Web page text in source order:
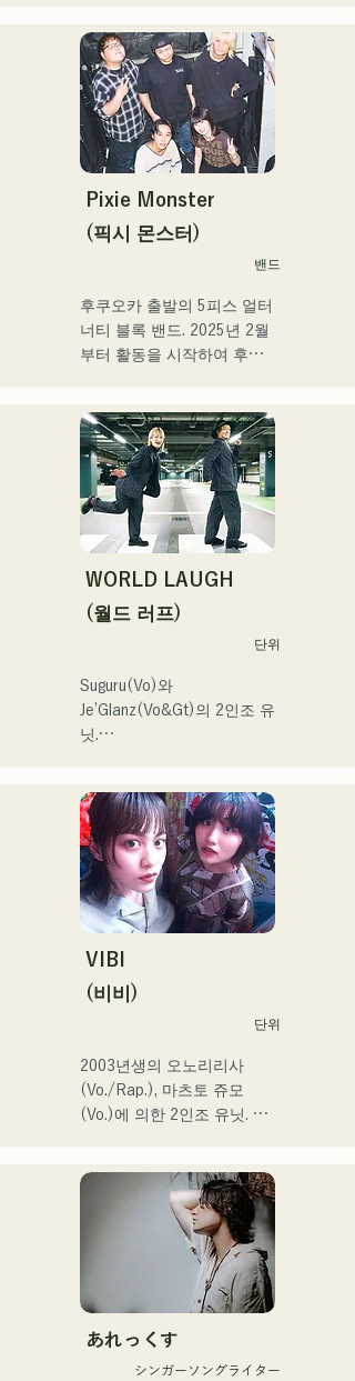
좋은 가성과 탁월한 가창력
을 겸비한 차세대를 담당하
는 싱어송 라이터.
CHiKa의 투명감 있는 목소
리, 등신대의 가사를 어딘가
그리운 멜로디에 올린 곡은
폭넓은 세대의 지지를 얻고
있다. 그 악곡을 지원하도록
멤버의 개성이 살려 그 소리
도 부드럽게 따뜻하다.
하우스와 야외 이벤트 등에
출연 중. 또 SNS에서의 동영
하고 있다.
Pixie Monster
(픽시 몬스터)
밴드
후쿠오카 출발의 5피스 얼터
너티 블록 밴드. 2025년 2월
부터 활동을 시작하여 후쿠
로움이나 갈등에 다가가는
가사, 귀에 남는 기타 리프를
의식해, 듣는 사람의 마음에
새겨지는 듯한 사운드 만들
기를 목표로 하고 있다.
WORLD LAUGH
(월드 러프)
단위
Suguru(Vo)와
Je’Glanz(Vo&Gt)의 2인조 유
닛.
정력적으로 활동 중.
SNS 동영상 총 재생수 350
만회 재생 넘어, SNS총 팔로
워 11.9만명 돌파!
또한 2024 년 제 106 회 전
국 고등학교 야구 선수권 대
회
J:COM 후쿠오카•구마모토•
시모노세키의 테마송 등에도
발탁되어 향후가 큰 주목의
VIBI
(비비)
단위
2003년생의 오노리리사
(Vo./Rap.), 마츠토 쥬모
(Vo.)에 의한 2인조 유닛. 부
따뜻하고 심지가 있는 가성
으로 듣는 사람의 마음에 부
드럽게 다가오는 곡을 제작
1st 싱글 「잡으로 접어」를
2025년 1월 23일에 릴리스
あれっくす
シンガーソングライター